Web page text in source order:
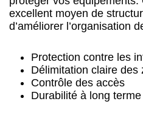
excellent moyen de
d’améliorer l’organisation
Protection contre les
Délimitation claire des
Contrôle des accès
Durabilité à long terme